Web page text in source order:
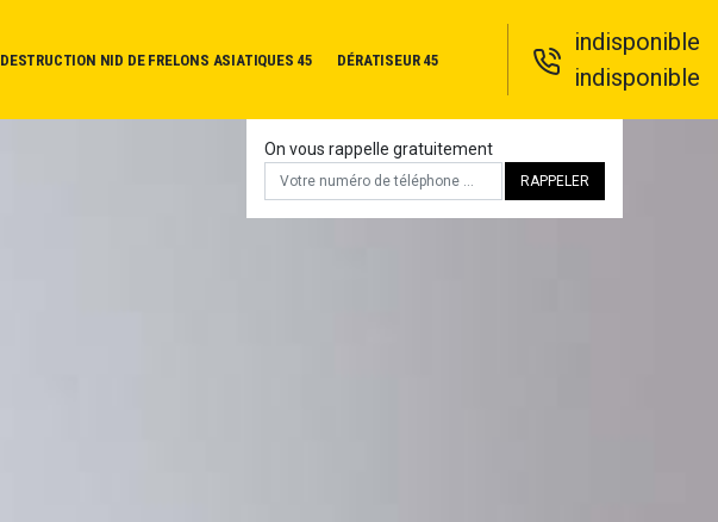
DESTRUCTION NID DE FRELONS ASIATIQUES 45 DÉRATISEUR 45
indisponible
indisponible
On vous rappelle gratuitement